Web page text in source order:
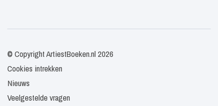
© Copyright ArtiestBoeken.nl 2026
Cookies intrekken
Nieuws
Veelgestelde vragen